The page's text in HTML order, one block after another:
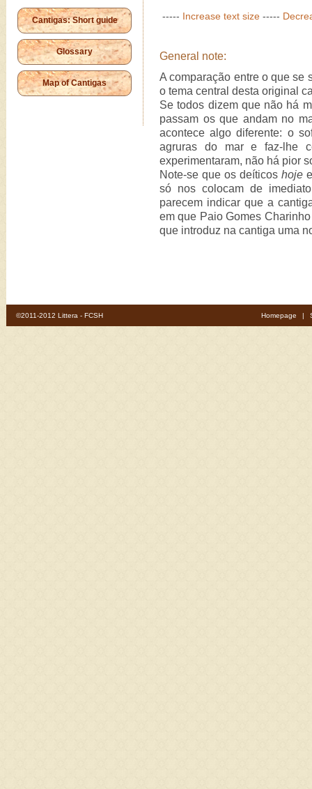
Cantigas: Short guide
Glossary
Map of Cantigas
----- Increase text size -----
General note:
A comparação entre o que se
o tema central desta original
Se todos dizem que não há
passam os que andam no
acontece algo diferente: o
agruras do mar e faz-lhe
experimentaram, não há pior
Note-se que os deíticos hoje
só nos colocam de
parecem indicar que a
em que Paio Gomes
que introduz na cantiga uma
©2011-2012 Littera - FCSH Homepage |